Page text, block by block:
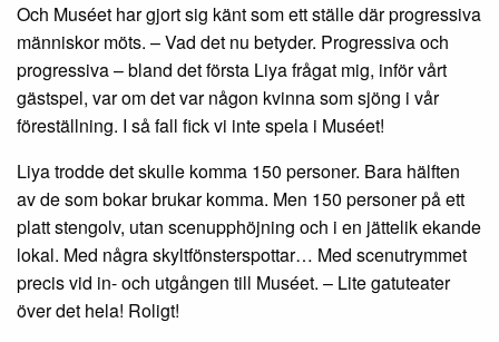
Och Muséet har gjort sig känt som ett ställe där progressiva
människor möts. – Vad det nu betyder. Progressiva och
progressiva – bland det första Liya frågat mig, inför vårt
gästspel, var om det var någon kvinna som sjöng i vår
föreställning. I så fall fick vi inte spela i Muséet!
Liya trodde det skulle komma 150 personer. Bara hälften
av de som bokar brukar komma. Men 150 personer på ett
platt stengolv, utan scenupphöjning och i en jättelik ekande
lokal. Med några skyltfönsterspottar… Med scenutrymmet
precis vid in- och utgången till Muséet. – Lite gatuteater
över det hela! Roligt!